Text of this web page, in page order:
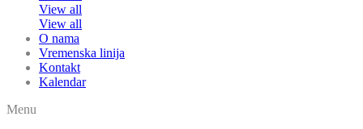
View all
View all
O nama
Vremenska linija
Kontakt
Kalendar
Menu